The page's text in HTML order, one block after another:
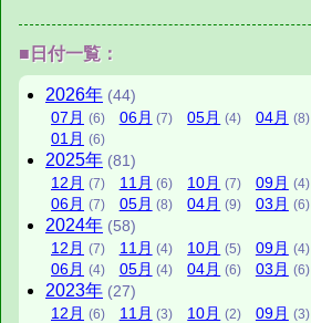
■日付一覧：
2026年 (44)
07月 (6) 06月 (7) 05月 (4) 04月 (8)
01月 (6)
2025年 (81)
12月 (7) 11月 (6) 10月 (7) 09月 (4)
06月 (7) 05月 (8) 04月 (9) 03月 (6)
2024年 (58)
12月 (7) 11月 (4) 10月 (5) 09月 (4)
06月 (4) 05月 (4) 04月 (6) 03月 (6)
2023年 (27)
12月 (6) 11月 (3) 10月 (2) 09月 (3)